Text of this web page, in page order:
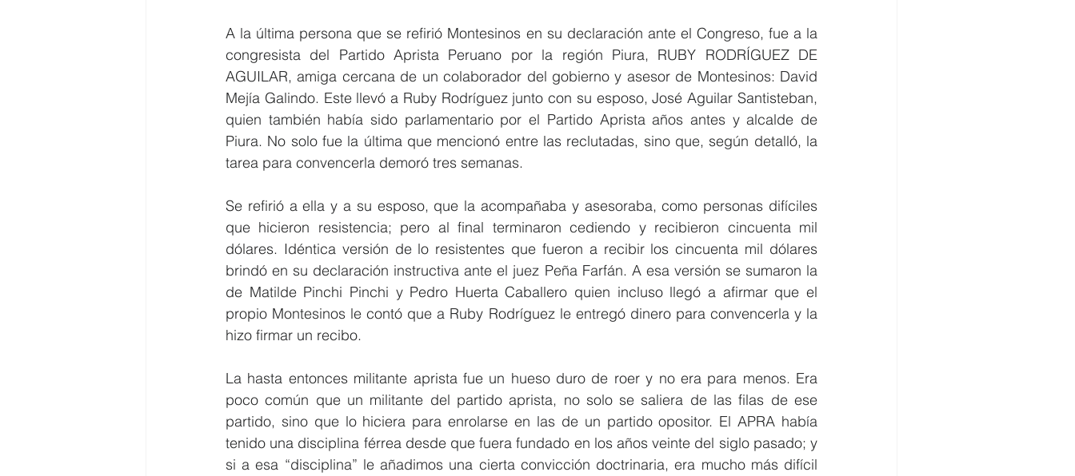
A la última persona que se refirió Montesinos en su declaración ante el Congreso, fue a la
congresista del Partido Aprista Peruano por la región Piura, RUBY RODRÍGUEZ DE
AGUILAR, amiga cercana de un colaborador del gobierno y asesor de Montesinos: David
Mejía Galindo. Este llevó a Ruby Rodríguez junto con su esposo, José Aguilar Santisteban,
quien también había sido parlamentario por el Partido Aprista años antes y alcalde de
Piura. No solo fue la última que mencionó entre las reclutadas, sino que, según detalló, la
tarea para convencerla demoró tres semanas.
Se refirió a ella y a su esposo, que la acompañaba y asesoraba, como personas difíciles
que hicieron resistencia; pero al final terminaron cediendo y recibieron cincuenta mil
dólares. Idéntica versión de lo resistentes que fueron a recibir los cincuenta mil dólares
brindó en su declaración instructiva ante el juez Peña Farfán. A esa versión se sumaron la
de Matilde Pinchi Pinchi y Pedro Huerta Caballero quien incluso llegó a afirmar que el
propio Montesinos le contó que a Ruby Rodríguez le entregó dinero para convencerla y la
hizo firmar un recibo.
La hasta entonces militante aprista fue un hueso duro de roer y no era para menos. Era
poco común que un militante del partido aprista, no solo se saliera de las filas de ese
partido, sino que lo hiciera para enrolarse en las de un partido opositor. El APRA había
tenido una disciplina férrea desde que fuera fundado en los años veinte del siglo pasado; y
si a esa “disciplina” le añadimos una cierta convicción doctrinaria, era mucho más difícil